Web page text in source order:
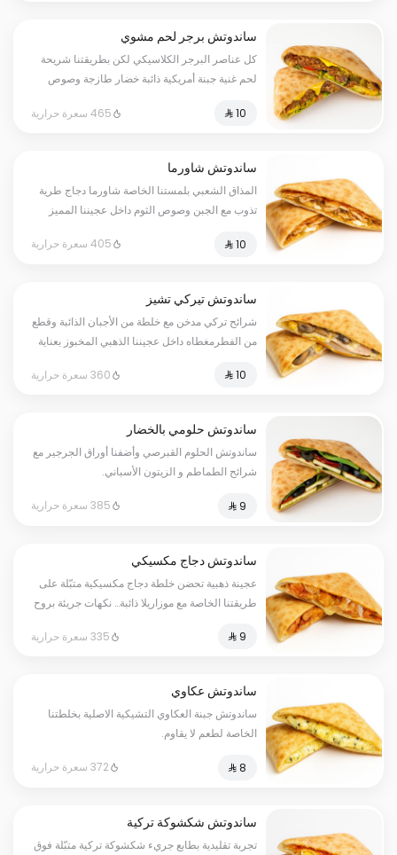
ساندوتش برجر لحم مشوي
كل عناصر البرجر الكلاسيكي لكن بطريقتنا شريحة
لحم غنية جبنة أمريكية ذائبة خضار طازجة وصوص
ومخبوزة برجر… لكن من منظور مختلف
465 سعرة حرارية
ساندوتش شاورما
المذاق الشعبي بلمستنا الخاصة شاورما دجاج طرية
تذوب مع الجبن وصوص الثوم داخل عجيننا المميز
405 سعرة حرارية
ساندوتش تيركي تشيز
شرائح تركي مدخن مع خلطة من الأجبان الذائبة وقطع
من الفطرمغطاه داخل عجيننا الذهبي المخبوز بعناية
360 سعرة حرارية
ساندوتش حلومي بالخضار
ساندوتش الحلوم القبرصي وأضفنا أوراق الجرجير مع
شرائح الطماطم و الزيتون الأسباني.
385 سعرة حرارية
ساندوتش دجاج مكسيكي
عجينة ذهبية تحضن خلطة دجاج مكسيكية متبّلة على
طريقتنا الخاصة مع موزاريلا ذائبة… نكهات جريئة بروح
335 سعرة حرارية
ساندوتش عكاوي
ساندوتش جبنة العكاوي التشيكية الاصلية بخلطتنا
الخاصة لطعم لا يقاوم.
372 سعرة حرارية
ساندوتش شكشوكة تركية
تجربة تقليدية بطابع جريء شكشوكة تركية متبّلة فوق